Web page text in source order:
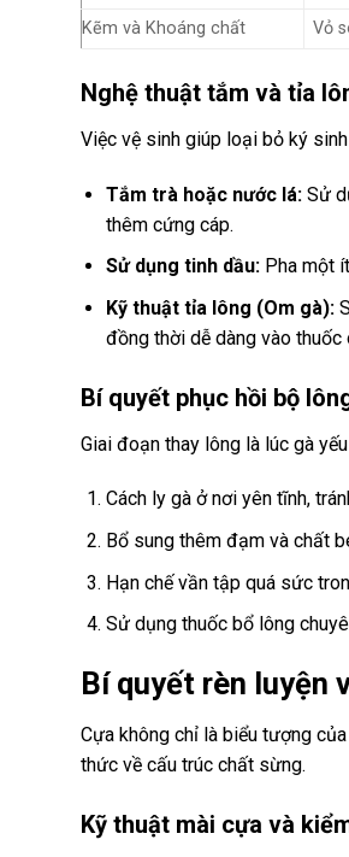
Kẽm và Khoáng chất
Vỏ
Nghệ thuật tắm và tỉa
Việc vệ sinh giúp loại bỏ ký
Tắm trà hoặc nước lá:Sử
thêm cứng cáp.
Sử dụng tinh dầu:Pha một
Kỹ thuật tỉa lông (Om gà):
đồng thời dễ dàng vào thuốc
Bí quyết phục hồi bộ
Giai đoạn thay lông là lúc gà
Cách ly gà ở nơi yên tĩnh,
Bổ sung thêm đạm và chất
Hạn chế vần tập quá sức
Sử dụng thuốc bổ lông
Bí quyết rèn luyện
Cựa không chỉ là biểu tượng
thức về cấu trúc chất sừng.
Kỹ thuật mài cựa và